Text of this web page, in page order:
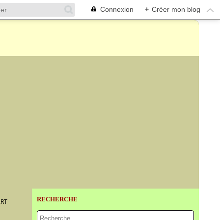
Connexion + Créer mon blog
RECHERCHE